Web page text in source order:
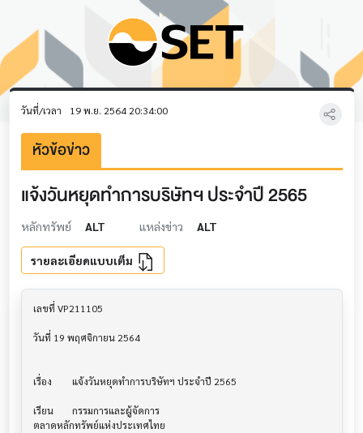
วันที่/เวลา 19 พ.ย. 2564 20:34:00
หัวข้อข่าว
แจ้งวันหยุดทำการบริษัทฯ ประจำปี 2565
หลักทรัพย์ ALT แหล่งข่าว ALT
รายละเอียดแบบเต็ม
เลขที่ VP211105
วันที่ 19 พฤศจิกายน 2564
เรื่อง	แจ้งวันหยุดทำการบริษัทฯ ประจำปี 2565
เรียน	กรรมการและผู้จัดการ
ตลาดหลักทรัพย์แห่งประเทศไทย